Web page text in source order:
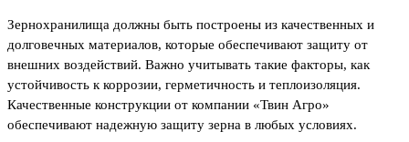
Зернохранилища должны быть построены из качественных и
долговечных материалов, которые обеспечивают защиту от
внешних воздействий. Важно учитывать такие факторы, как
устойчивость к коррозии, герметичность и теплоизоляция.
Качественные конструкции от компании «Твин Агро»
обеспечивают надежную защиту зерна в любых условиях.